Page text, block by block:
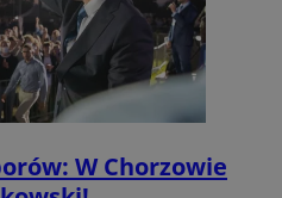
W Chorzowie